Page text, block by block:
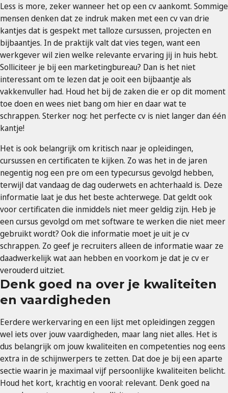
Less is more, zeker wanneer het op een cv aankomt. Sommige
mensen denken dat ze indruk maken met een cv van drie
kantjes dat is gespekt met talloze cursussen, projecten en
bijbaantjes. In de praktijk valt dat vies tegen, want een
werkgever wil zien welke relevante ervaring jij in huis hebt.
Solliciteer je bij een marketingbureau? Dan is het niet
interessant om te lezen dat je ooit een bijbaantje als
vakkenvuller had. Houd het bij de zaken die er op dit moment
toe doen en wees niet bang om hier en daar wat te
schrappen. Sterker nog: het perfecte cv is niet langer dan één
kantje!
Het is ook belangrijk om kritisch naar je opleidingen,
cursussen en certificaten te kijken. Zo was het in de jaren
negentig nog een pre om een typecursus gevolgd hebben,
terwijl dat vandaag de dag ouderwets en achterhaald is. Deze
informatie laat je dus het beste achterwege. Dat geldt ook
voor certificaten die inmiddels niet meer geldig zijn. Heb je
een cursus gevolgd om met software te werken die niet meer
gebruikt wordt? Ook die informatie moet je uit je cv
schrappen. Zo geef je recruiters alleen de informatie waar ze
daadwerkelijk wat aan hebben en voorkom je dat je cv er
verouderd uitziet.
Denk goed na over je kwaliteiten
en vaardigheden
Eerdere werkervaring en een lijst met opleidingen zeggen
wel iets over jouw vaardigheden, maar lang niet alles. Het is
dus belangrijk om jouw kwaliteiten en competenties nog eens
extra in de schijnwerpers te zetten. Dat doe je bij een aparte
sectie waarin je maximaal vijf persoonlijke kwaliteiten belicht.
Houd het kort, krachtig en vooral: relevant. Denk goed na